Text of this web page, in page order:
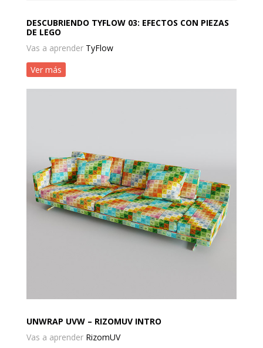
DESCUBRIENDO TYFLOW 03: EFECTOS CON PIEZAS
DE LEGO
Vas a aprender TyFlow
Ver más
UNWRAP UVW – RIZOMUV INTRO
Vas a aprender RizomUV